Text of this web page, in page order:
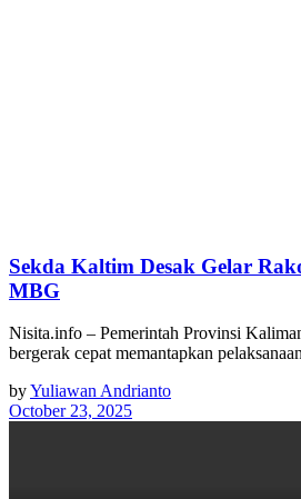
Sekda Kaltim Desak Gelar
MBG
Nisita.info – Pemerintah Provinsi
bergerak cepat memantapkan
byYuliawan Andrianto
October 23, 2025